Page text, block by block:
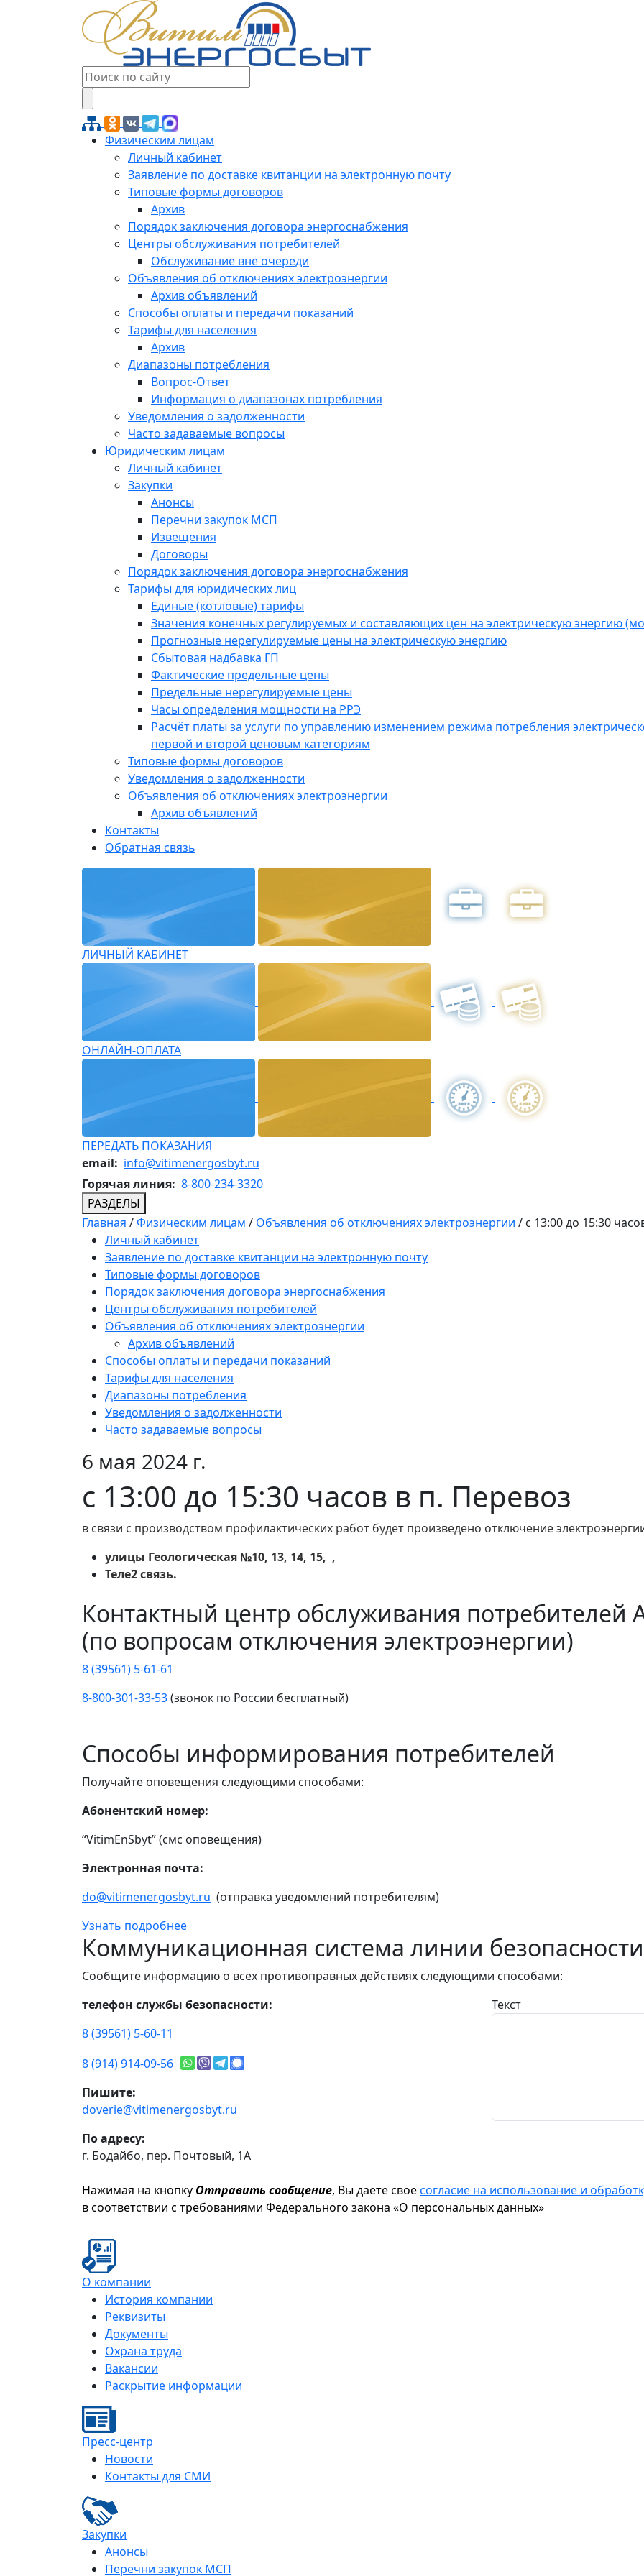
Физическим лицам
Личный кабинет
Заявление по доставке квитанции на электронную почту
Типовые формы договоров
Архив
Порядок заключения договора энергоснабжения
Центры обслуживания потребителей
Обслуживание вне очереди
Объявления об отключениях электроэнергии
Архив объявлений
Способы оплаты и передачи показаний
Тарифы для населения
Архив
Диапазоны потребления
Вопрос-Ответ
Информация о диапазонах потребления
Уведомления о задолженности
Часто задаваемые вопросы
Юридическим лицам
Личный кабинет
Закупки
Анонсы
Перечни закупок МСП
Извещения
Договоры
Порядок заключения договора энергоснабжения
Тарифы для юридических лиц
Единые (котловые) тарифы
Значения конечных регулируемых и составляющих цен на электрическую энергию
Прогнозные нерегулируемые цены на электрическую энергию
Сбытовая надбавка ГП
Фактические предельные цены
Предельные нерегулируемые цены
Часы определения мощности на РРЭ
Расчёт платы за услуги по управлению изменением режима потребления
первой и второй ценовым категориям
Типовые формы договоров
Уведомления о задолженности
Объявления об отключениях электроэнергии
Архив объявлений
Контакты
Обратная связь
ЛИЧНЫЙ КАБИНЕТ
ОНЛАЙН-ОПЛАТА
ПЕРЕДАТЬ ПОКАЗАНИЯ
email: info@vitimenergosbyt.ru
Горячая линия: 8-800-234-3320
РАЗДЕЛЫ
Главная /Физическим лицам / Объявления об отключениях электроэнергии / с 13:00 до 15:30
Личный кабинет
Заявление по доставке квитанции на электронную почту
Типовые формы договоров
Порядок заключения договора энергоснабжения
Центры обслуживания потребителей
Объявления об отключениях электроэнергии
Архив объявлений
Способы оплаты и передачи показаний
Тарифы для населения
Диапазоны потребления
Уведомления о задолженности
Часто задаваемые вопросы
6 мая 2024 г.
с 13:00 до 15:30 часов в п. Перевоз
в связи с производством профилактических работ будет произведено отключение
улицы Геологическая №10, 13, 14, 15, ,
Теле2 связь.
Контактный центр обслуживания потребителей
(по вопросам отключения электроэнергии)
8 (39561) 5-61-61
8-800-301-33-53(звонок по России бесплатный)
Способы информирования потребителей
Получайте оповещения следующими способами:
Абонентский номер:
“VitimEnSbyt” (смс оповещения)
Электронная почта:
do@vitimenergosbyt.ru (отправка уведомлений потребителям)
Узнать подробнее
Коммуникационная система линии безопасности
Сообщите информацию о всех противоправных действиях следующими способами:
телефон службы безопасности:
8 (39561) 5-60-11
8 (914) 914-09-56
Пишите:
doverie@vitimenergosbyt.ru
По адресу:
г. Бодайбо, пер. Почтовый, 1А
Текст
Нажимая на кнопку Отправить сообщение, Вы даете своесогласие на использование и
в соответствии с требованиями Федерального закона «О персональных данных»
О компании
История компании
Реквизиты
Документы
Охрана труда
Вакансии
Раскрытие информации
Пресс-центр
Новости
Контакты для СМИ
Закупки
Анонсы
Перечни закупок МСП